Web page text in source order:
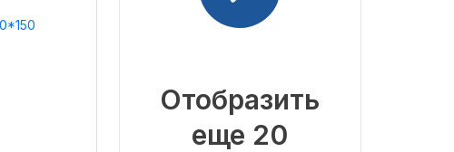
Отобразить
еще 20